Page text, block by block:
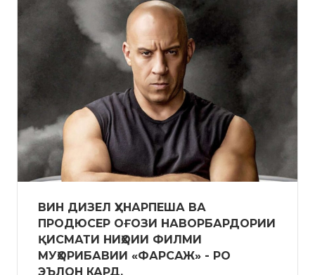
ВИН ДИЗЕЛ ҲУНАРПЕША ВА
ПРОДЮСЕР ОҒОЗИ НАВОРБАРДОРИИ
ҚИСМАТИ НИҲОИИ ФИЛМИ
МУҲОРИБАВИИ «ФАРСАЖ» - РО
ЭЪЛОН КАРД.